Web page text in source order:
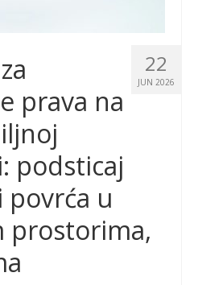
22
JUN 2026
prava na
podsticaj
u
prostorima,